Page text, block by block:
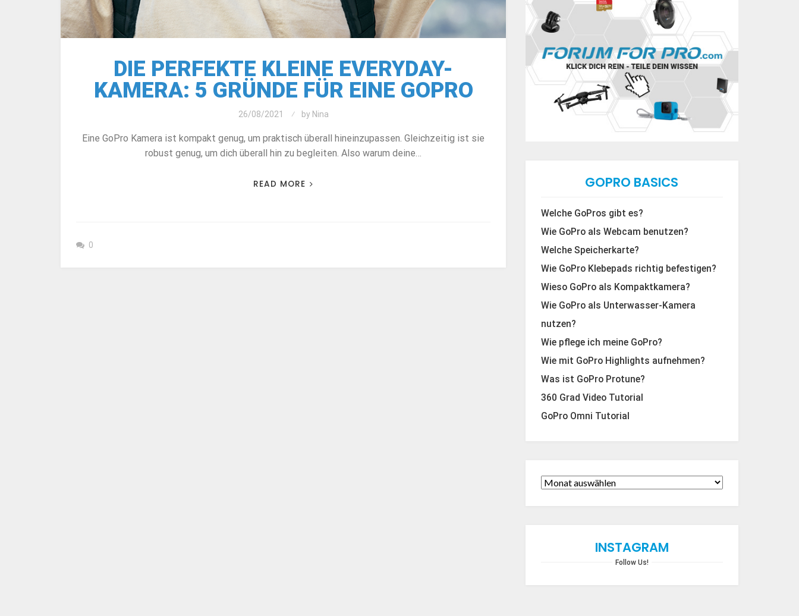
DIE PERFEKTE KLEINE EVERYDAY-
KAMERA: 5 GRÜNDE FÜR EINE GOPRO
26/08/2021 by Nina
Eine GoPro Kamera ist kompakt genug, um praktisch überall hineinzupassen. Gleichzeitig ist sie
robust genug, um dich überall hin zu begleiten. Also warum deine…
READ MORE
0
GOPRO BASICS
Welche GoPros gibt es?
Wie GoPro als Webcam benutzen?
Welche Speicherkarte?
Wie GoPro Klebepads richtig befestigen?
Wieso GoPro als Kompaktkamera?
Wie GoPro als Unterwasser-Kamera
nutzen?
Wie pflege ich meine GoPro?
Wie mit GoPro Highlights aufnehmen?
Was ist GoPro Protune?
360 Grad Video Tutorial
GoPro Omni Tutorial
INSTAGRAM
Follow Us!